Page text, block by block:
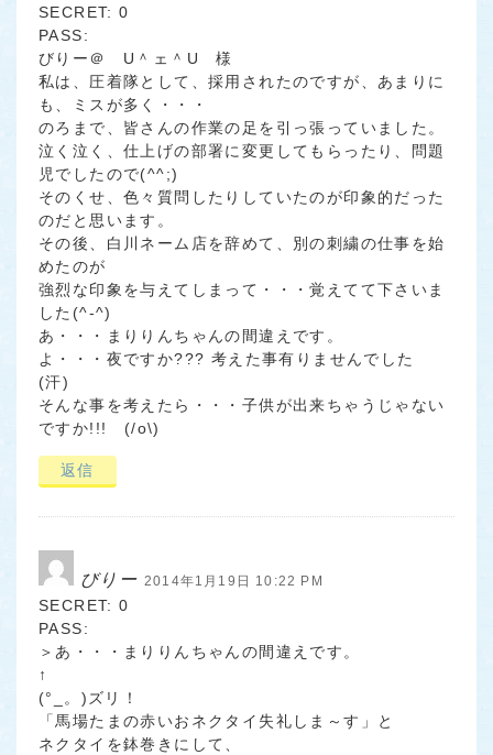
SECRET: 0
PASS:
びりー＠ U＾ェ＾U 様
私は、圧着隊として、採用されたのですが、あまりに
も、ミスが多く・・・
のろまで、皆さんの作業の足を引っ張っていました。
泣く泣く、仕上げの部署に変更してもらったり、問題
児でしたので(^^;)
そのくせ、色々質問したりしていたのが印象的だった
のだと思います。
その後、白川ネーム店を辞めて、別の刺繍の仕事を始
めたのが
強烈な印象を与えてしまって・・・覚えてて下さいま
した(^-^)
あ・・・まりりんちゃんの間違えです。
よ・・・夜ですか??? 考えた事有りませんでした
(汗)
そんな事を考えたら・・・子供が出来ちゃうじゃない
ですか!!! (/o\)
返信
びりー 2014年1月19日 10:22 PM
SECRET: 0
PASS:
＞あ・・・まりりんちゃんの間違えです。
↑
(°_。)ズリ！
「馬場たまの赤いおネクタイ失礼しま～す」と
ネクタイを鉢巻きにして、